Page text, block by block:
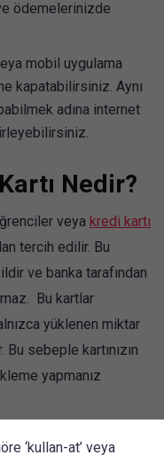
ödemelerinizde
mobil uygulama
kapatabilirsiniz. Aynı
adına internet
Nedir?
veya kredi kartı
tercih edilir. Bu
ve banka tarafından
Bu kartlar
yüklenen miktar
sebeple kartınızın
yapmanız
‘kullan-at’ veya